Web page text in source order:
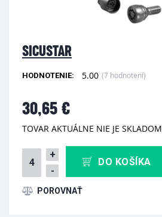
SICUSTAR
HODNOTENIE: 5.00 (7 hodnotení)
30,65 €
TOVAR AKTUÁLNE NIE JE SKLADOM
+
-
DO KOŠÍKA